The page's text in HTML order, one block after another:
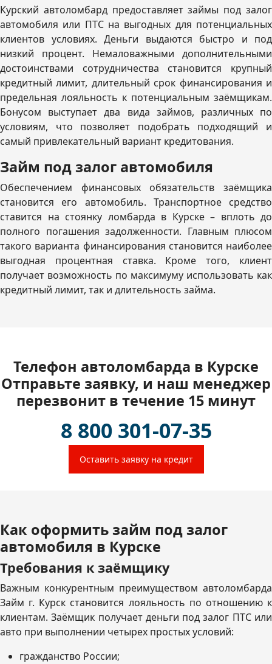
Курский автоломбард предоставляет займы под залог
автомобиля или ПТС на выгодных для потенциальных
клиентов условиях. Деньги выдаются быстро и под
низкий процент. Немаловажными дополнительными
достоинствами сотрудничества становится крупный
кредитный лимит, длительный срок финансирования и
предельная лояльность к потенциальным заёмщикам.
Бонусом выступает два вида займов, различных по
условиям, что позволяет подобрать подходящий и
самый привлекательный вариант кредитования.
Займ под залог автомобиля
Обеспечением финансовых обязательств заёмщика
становится его автомобиль. Транспортное средство
ставится на стоянку ломбарда в Курске – вплоть до
полного погашения задолженности. Главным плюсом
такого варианта финансирования становится наиболее
выгодная процентная ставка. Кроме того, клиент
получает возможность по максимуму использовать как
кредитный лимит, так и длительность займа.
Телефон автоломбарда в Курске
Отправьте заявку, и наш менеджер
перезвонит в течение 15 минут
8 800 301-07-35
Оставить заявку на кредит
Как оформить займ под залог
автомобиля в Курске
Требования к заёмщику
Важным конкурентным преимуществом автоломбарда
Займ г. Курск становится лояльность по отношению к
клиентам. Заёмщик получает деньги под залог ПТС или
авто при выполнении четырех простых условий:
гражданство России;